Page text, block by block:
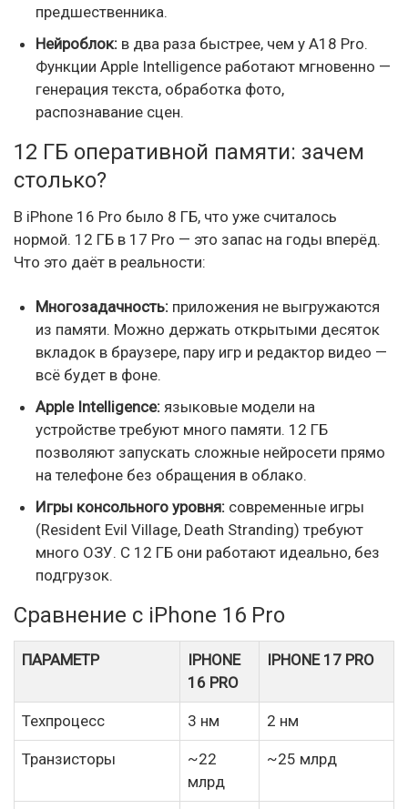
предшественника.
Нейроблок: в два раза быстрее, чем у A18 Pro.
Функции Apple Intelligence работают мгновенно —
генерация текста, обработка фото,
распознавание сцен.
12 ГБ оперативной памяти: зачем
столько?
В iPhone 16 Pro было 8 ГБ, что уже считалось
нормой. 12 ГБ в 17 Pro — это запас на годы вперёд.
Что это даёт в реальности:
Многозадачность: приложения не выгружаются
из памяти. Можно держать открытыми десяток
вкладок в браузере, пару игр и редактор видео —
всё будет в фоне.
Apple Intelligence: языковые модели на
устройстве требуют много памяти. 12 ГБ
позволяют запускать сложные нейросети прямо
на телефоне без обращения в облако.
Игры консольного уровня: современные игры
(Resident Evil Village, Death Stranding) требуют
много ОЗУ. С 12 ГБ они работают идеально, без
подгрузок.
Сравнение с iPhone 16 Pro
ПАРАМЕТР
IPHONE
16 PRO
IPHONE 17 PRO
Техпроцесс 3 нм 2 нм
Транзисторы
~22
млрд
~25 млрд